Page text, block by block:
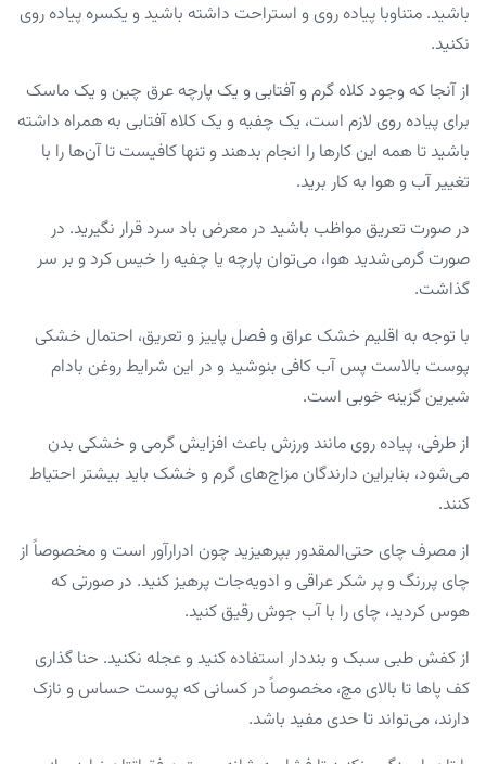
باشید. متناوبا پیاده روی و استراحت داشته باشید و یکسره پیاده روی
نکنید.
از آنجا که وجود کلاه گرم و آفتابی و یک پارچه عرق چین و یک ماسک
برای پیاده روی لازم است، یک چفیه و یک کلاه آفتابی به همراه داشته
باشید تا همه این کارها را انجام بدهند و تنها کافیست تا آن‌ها را با
تغییر آب و هوا به کار برید.
در صورت تعریق مواظب باشید در معرض باد سرد قرار نگیرید. در
صورت گرمی‌شدید هوا، می‌توان پارچه یا چفیه را خیس کرد و بر سر
گذاشت.
با توجه به اقلیم خشک عراق و فصل پاییز و تعریق، احتمال خشکی
پوست بالاست پس آب کافی بنوشید و در این شرایط روغن بادام
شیرین گزینه خوبی است.
از طرفی، پیاده روی مانند ورزش باعث افزایش گرمی و خشکی بدن
می‌شود، بنابراین دارندگان مزاج‌های گرم و خشک باید بیشتر احتیاط
کنند.
از مصرف چای حتی‌المقدور بپرهیزید چون ادرارآور است و مخصوصاً از
چای پررنگ و پر شکر عراقی و ادویه‌جات پرهیز کنید. در صورتی که
هوس کردید، چای را با آب جوش رقیق کنید.
از کفش طبی سبک و بنددار استفاده کنید و عجله نکنید. حنا گذاری
کف پاها تا بالای مچ، مخصوصاً در کسانی که پوست حساس و نازک
دارند، می‌تواند تا حدی مفید باشد.